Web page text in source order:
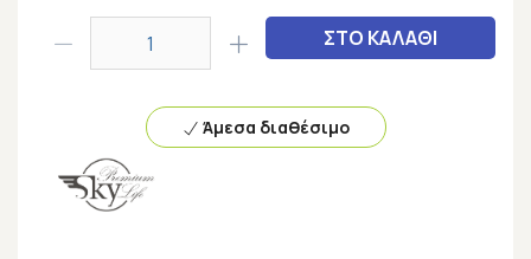
ΣΤΟ ΚΑΛΑΘΙ
Άμεσα διαθέσιμο